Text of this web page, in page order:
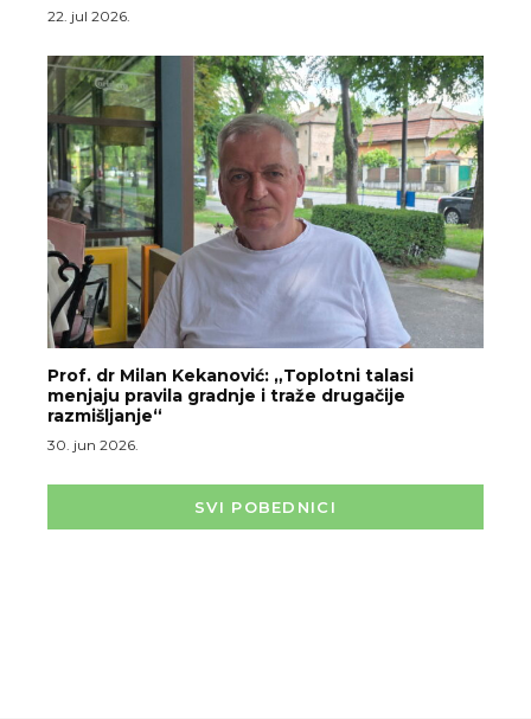
22. jul 2026.
Prof. dr Milan Kekanović: „Toplotni talasi
menjaju pravila gradnje i traže drugačije
razmišljanje“
30. jun 2026.
SVI POBEDNICI